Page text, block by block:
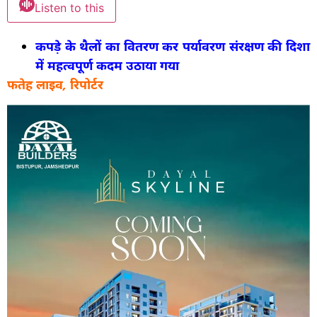
Listen to this
कपड़े के थैलों का वितरण कर पर्यावरण संरक्षण की दिशा
में महत्वपूर्ण कदम उठाया गया
फतेह लाइव, रिपोर्टर